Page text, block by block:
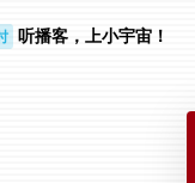
听播客，上小宇宙！